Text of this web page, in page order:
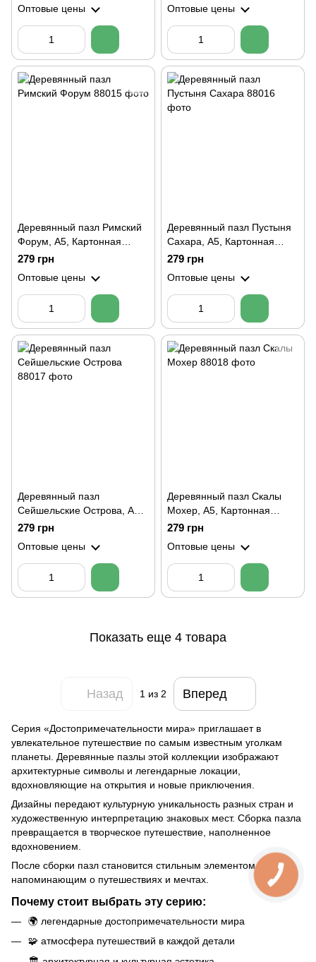
Оптовые цены Оптовые цены
Деревянный пазл Римский
Форум, А5, Картонная
коробка
279 грн
Оптовые цены
Деревянный пазл Пустыня
Сахара, А5, Картонная
коробка
279 грн
Оптовые цены
Деревянный пазл
Сейшельские Острова, А5,
Картонная коробка
279 грн
Оптовые цены
Деревянный пазл Скалы
Мохер, А5, Картонная
коробка
279 грн
Оптовые цены
Показать еще 4 товара
Назад 1 из 2 Вперед
Серия «Достопримечательности мира» приглашает в
увлекательное путешествие по самым известным уголкам
планеты. Деревянные пазлы этой коллекции изображают
архитектурные символы и легендарные локации,
вдохновляющие на открытия и новые приключения.
Дизайны передают культурную уникальность разных стран и
художественную интерпретацию знаковых мест. Сборка пазла
превращается в творческое путешествие, наполненное
вдохновением.
После сборки пазл становится стильным элементом декора,
напоминающим о путешествиях и мечтах.
Почему стоит выбрать эту серию:
🌍 легендарные достопримечательности мира
🧩 атмосфера путешествий в каждой детали